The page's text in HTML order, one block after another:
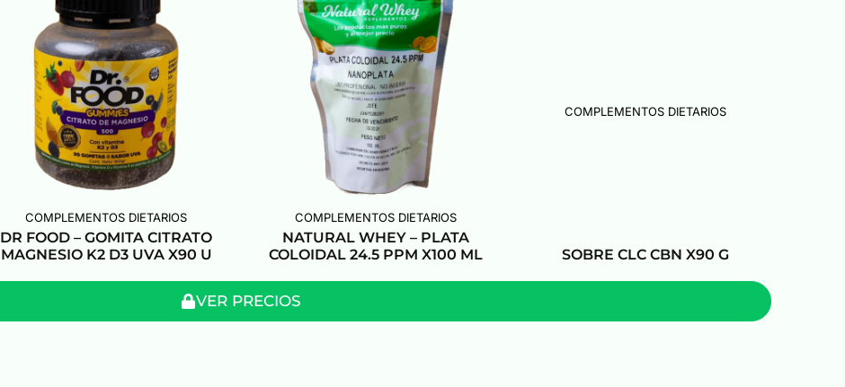
COMPLEMENTOS DIETARIOS
DR FOOD – GOMITA CITRATO
MAGNESIO K2 D3 UVA X90 U
COMPLEMENTOS DIETARIOS
NATURAL WHEY – PLATA
COLOIDAL 24.5 PPM X100 ML
COMPLEMENTOS DIETARIOS
SOBRE CLC CBN X90 G
VER PRECIOS